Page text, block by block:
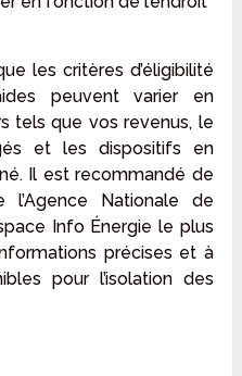
les critères d’éligibilité
peuvent varier en
tels que vos revenus, le
et les dispositifs en
Il est recommandé de
l’Agence Nationale de
Info Énergie le plus
précises et à
pour l’isolation des